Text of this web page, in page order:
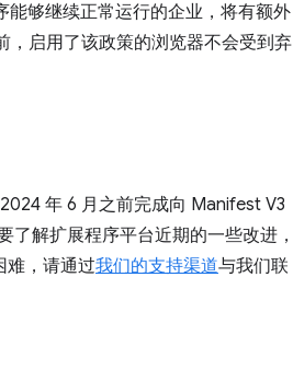
够继续正常运行的企业，将有额外
，启用了该政策的浏览器不会受到弃
年 6 月之前完成向 Manifest V3
了解扩展程序平台近期的一些改进，
难，请通过我们的支持渠道与我们联